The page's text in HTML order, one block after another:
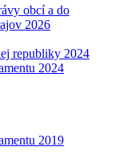
obcí a do
2026
republiky 2024
2024
2019